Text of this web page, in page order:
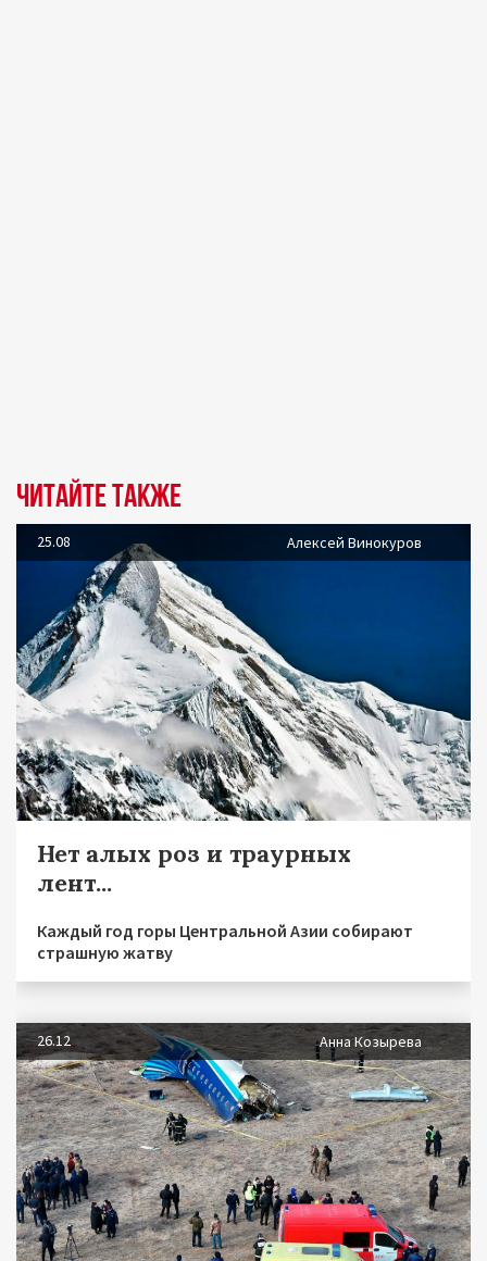
Читайте также
25.08 Алексей Винокуров
Нет алых роз и траурных
лент...
Каждый год горы Центральной Азии собирают
страшную жатву
26.12 Анна Козырева